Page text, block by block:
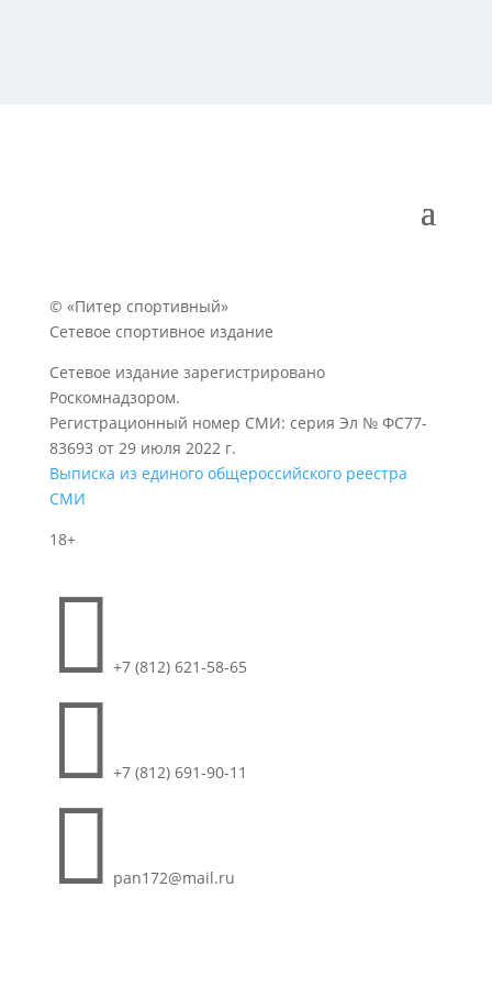
© «Питер спортивный»
Сетевое спортивное издание
Сетевое издание зарегистрировано
Роскомнадзором.
Регистрационный номер СМИ: серия Эл № ФС77-
83693 от 29 июля 2022 г.
Выписка из единого общероссийского реестра
СМИ
18+
 +7 (812) 621-58-65
 +7 (812) 691-90-11
 pan172@mail.ru